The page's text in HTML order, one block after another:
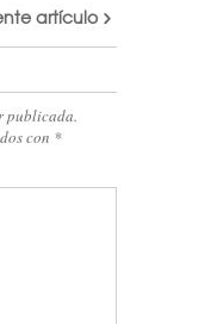
artículo
publicada.
con *